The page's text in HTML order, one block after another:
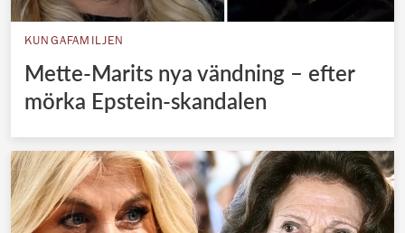
KUNGAFAMILJEN
Mette-Marits nya vändning – efter
mörka Epstein-skandalen